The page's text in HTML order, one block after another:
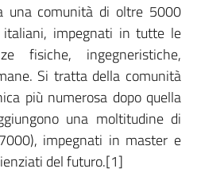
una comunità di oltre 5000
italiani, impegnati in tutte le
fisiche, ingegneristiche,
Si tratta della comunità
più numerosa dopo quella
una moltitudine di
impegnati in master e
del futuro.[1]